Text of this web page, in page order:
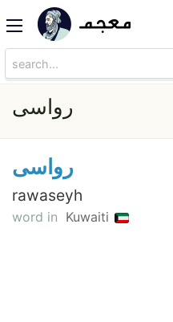
رواسى
رواسى
rawaseyh
word in Kuwaiti